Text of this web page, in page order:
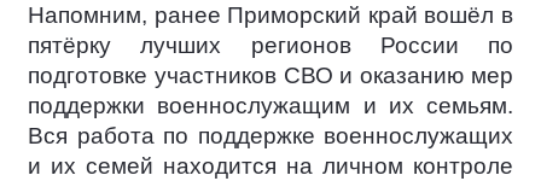
Напомним, ранее Приморский край вошёл в
пятёрку лучших регионов России по
подготовке участников СВО и оказанию мер
поддержки военнослужащим и их семьям.
Вся работа по поддержке военнослужащих
и их семей находится на личном контроле